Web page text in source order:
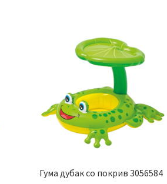
Гума дубак со покрив 3056584